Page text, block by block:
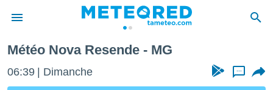
de
Météo Nova Resende - MG
06:39 Dimanche ...